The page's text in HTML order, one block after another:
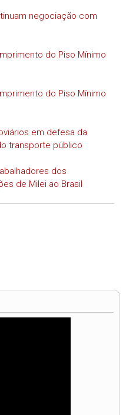
negociação com
do Piso Mínimo
do Piso Mínimo
em defesa da
transporte público
dos
de Milei ao Brasil